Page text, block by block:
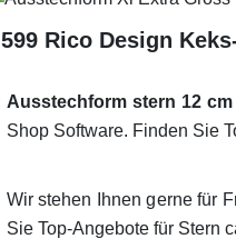
599 Rico Design
Ausstechform stern 12 cm
Shop Software. Finden Sie
Wir stehen Ihnen gerne für
Sie Top-Angebote für Stern